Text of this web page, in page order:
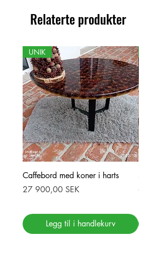
Relaterte produkter
UNIK
Caffebord med koner i harts
Pris
27 900,00 SEK
Legg til i handlekurv
Stor
Pris
69